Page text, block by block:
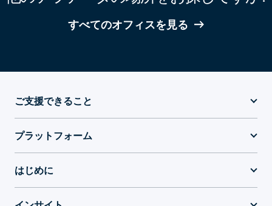
すべてのオフィスを見る
ご支援できること
プラットフォーム
はじめに